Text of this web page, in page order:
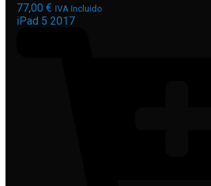
77,00 € IVA Incluido
iPad 5 2017